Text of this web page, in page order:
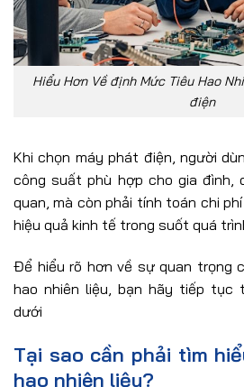
Hiểu Hơn Về định Mức Tiêu Hao
điện
Khi chọn máy phát điện, người
công suất phù hợp cho gia đình,
quan, mà còn phải tính toán chi
hiệu quả kinh tế trong suốt quá
Để hiểu rõ hơn về sự quan trọng
hao nhiên liệu, bạn hãy tiếp tục
dưới
Tại sao cần phải tìm
hao nhiên liệu?